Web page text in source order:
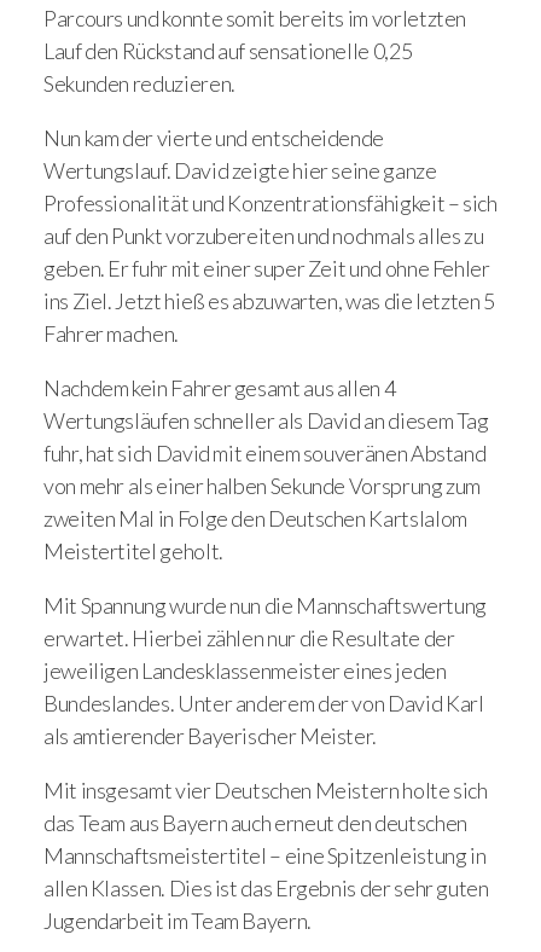
Parcours und konnte somit bereits im vorletzten
Lauf den Rückstand auf sensationelle 0,25
Sekunden reduzieren.
Nun kam der vierte und entscheidende
Wertungslauf. David zeigte hier seine ganze
Professionalität und Konzentrationsfähigkeit – sich
auf den Punkt vorzubereiten und nochmals alles zu
geben. Er fuhr mit einer super Zeit und ohne Fehler
ins Ziel. Jetzt hieß es abzuwarten, was die letzten 5
Fahrer machen.
Nachdem kein Fahrer gesamt aus allen 4
Wertungsläufen schneller als David an diesem Tag
fuhr, hat sich David mit einem souveränen Abstand
von mehr als einer halben Sekunde Vorsprung zum
zweiten Mal in Folge den Deutschen Kartslalom
Meistertitel geholt.
Mit Spannung wurde nun die Mannschaftswertung
erwartet. Hierbei zählen nur die Resultate der
jeweiligen Landesklassenmeister eines jeden
Bundeslandes. Unter anderem der von David Karl
als amtierender Bayerischer Meister.
Mit insgesamt vier Deutschen Meistern holte sich
das Team aus Bayern auch erneut den deutschen
Mannschaftsmeistertitel – eine Spitzenleistung in
allen Klassen. Dies ist das Ergebnis der sehr guten
Jugendarbeit im Team Bayern.